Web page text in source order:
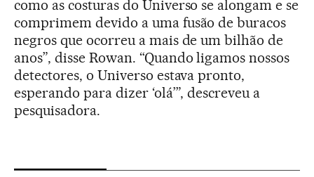
como as costuras do Universo se alongam e se
comprimem devido a uma fusão de buracos
negros que ocorreu a mais de um bilhão de
anos”, disse Rowan. “Quando ligamos nossos
detectores, o Universo estava pronto,
esperando para dizer ‘olá’”, descreveu a
pesquisadora.